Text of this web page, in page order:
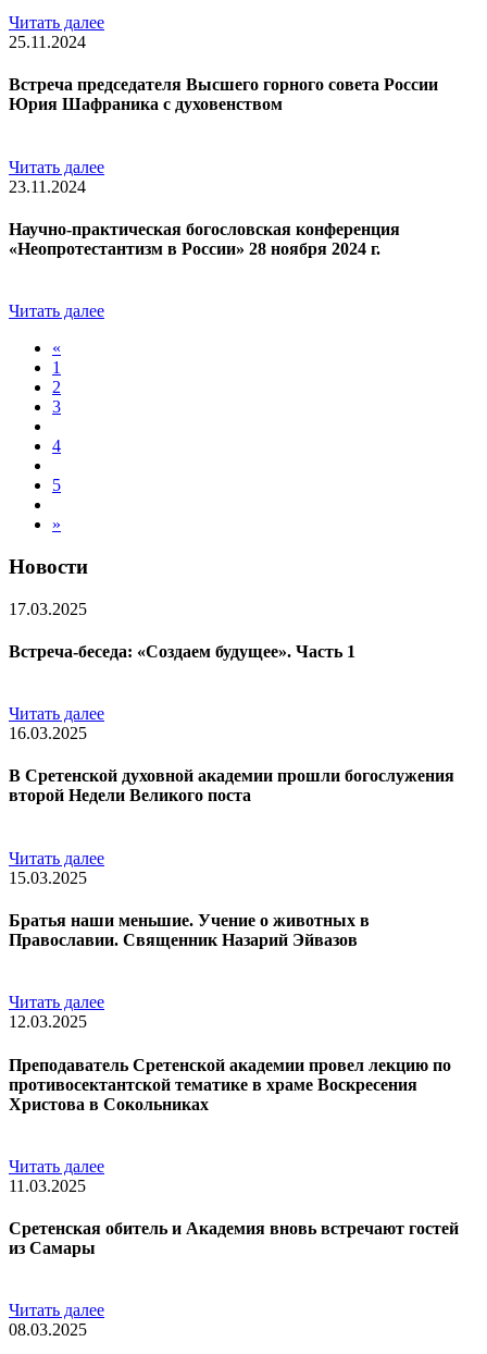
Читать далее
25.11.2024
Встреча председателя Высшего горного совета России
Юрия Шафраника с духовенством
Читать далее
23.11.2024
Научно-практическая богословская конференция
«Неопротестантизм в России» 28 ноября 2024 г.
Читать далее
«
1
2
3
4
5
»
Новости
17.03.2025
Встреча-беседа: «Создаем будущее». Часть 1
Читать далее
16.03.2025
В Сретенской духовной академии прошли богослужения
второй Недели Великого поста
Читать далее
15.03.2025
Братья наши меньшие. Учение о животных в
Православии. Священник Назарий Эйвазов
Читать далее
12.03.2025
Преподаватель Сретенской академии провел лекцию по
противосектантской тематике в храме Воскресения
Христова в Сокольниках
Читать далее
11.03.2025
Сретенская обитель и Академия вновь встречают гостей
из Самары
Читать далее
08.03.2025